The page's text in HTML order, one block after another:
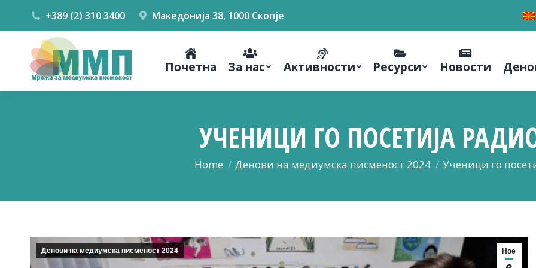
+389 (2) 310 3400 Македонија 38, 1000 Скопје
Почетна За нас Активности Ресурси Новости
УЧЕНИЦИ ГО ПОСЕТИЈА
You are here:
Home Денови на медиумска писменост 2024 Ученици го
Ное
Денови на медиумска писменост 2024